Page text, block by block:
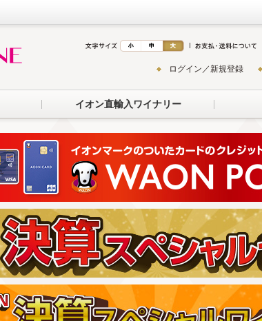
ログイン／新規登録
イオン直輸入ワイナリー